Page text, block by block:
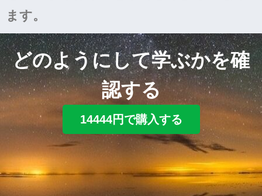
ます。
どのようにして学ぶかを確
認する
14444円で購入する